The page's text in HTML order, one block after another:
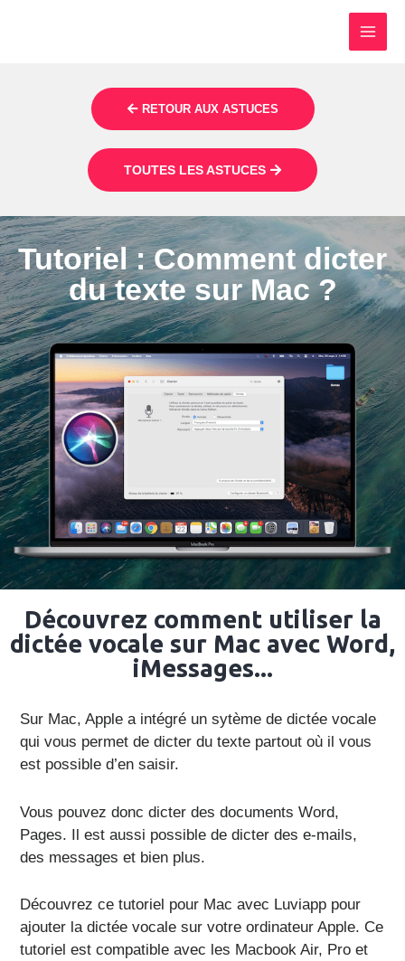
RETOUR AUX ASTUCES
TOUTES LES ASTUCES
Tutoriel : Comment dicter
du texte sur Mac ?
Découvrez comment utiliser la
dictée vocale sur Mac avec Word,
iMessages...
Sur Mac, Apple a intégré un sytème de dictée vocale
qui vous permet de dicter du texte partout où il vous
est possible d’en saisir.
Vous pouvez donc dicter des documents Word,
Pages. Il est aussi possible de dicter des e-mails,
des messages et bien plus.
Découvrez ce tutoriel pour Mac avec Luviapp pour
ajouter la dictée vocale sur votre ordinateur Apple. Ce
tutoriel est compatible avec les Macbook Air, Pro et